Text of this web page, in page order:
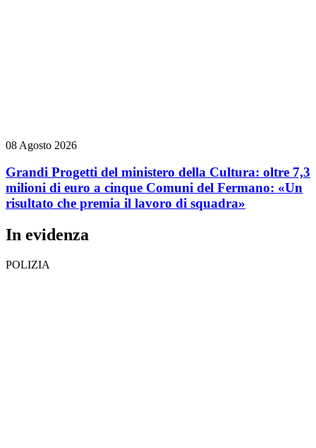
08 Agosto 2026
Grandi Progetti del ministero della Cultura: oltre 7,3
milioni di euro a cinque Comuni del Fermano: «Un
risultato che premia il lavoro di squadra»
In evidenza
POLIZIA